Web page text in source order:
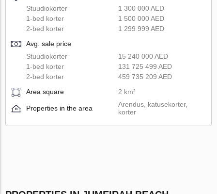
Stuudiokorter
1 300 000 AED
1-bed korter
1 500 000 AED
2-bed korter
1 299 999 AED
Avg. sale price
Stuudiokorter
15 240 000 AED
1-bed korter
131 725 499 AED
2-bed korter
459 735 209 AED
Area square
2 km²
Properties in the area
Arendus, katusekorter,
korter